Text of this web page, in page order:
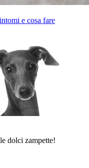
e cosa fare
dolci zampette!